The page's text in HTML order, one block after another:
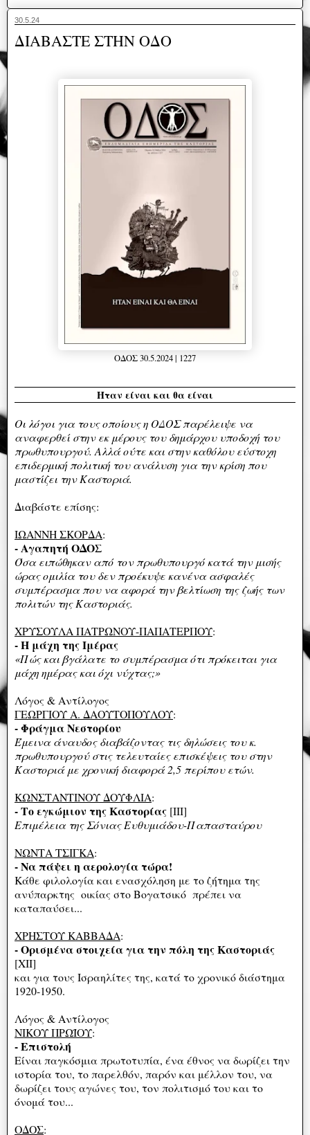
30.5.24
ΔΙΑΒΑΣΤΕ ΣΤΗΝ ΟΔΟ
ΟΔΟΣ 30.5.2024 | 1227
Ήταν είναι και θα είναι
Oι λόγοι για τους οποίους η ΟΔΟΣ παρέλειψε να
αναφερθεί στην εκ μέρους του δημάρχου υποδοχή του
πρωθυπουργού. Αλλά ούτε και στην καθόλου εύστοχη
επιδερμική πολιτική του ανάλυση για την κρίση που
μαστίζει την Καστοριά.
Διαβάστε επίσης:
ΙΩΑΝΝΗ ΣΚΟΡΔΑ:
- Αγαπητή ΟΔΟΣ
Όσα ειπώθηκαν από τον πρωθυπουργό κατά την μισής
ώρας ομιλία του δεν προέκυψε κανένα ασφαλές
συμπέρασμα που να αφορά την βελτίωση της ζωής των
πολιτών της Καστοριάς.
ΧΡΥΣΟΥΛΑ ΠΑΤΡΩΝΟΥ-ΠΑΠΑΤΕΡΠΟΥ:
- Η μάχη της Ιμέρας
«Πώς και βγάλατε το συμπέρασμα ότι πρόκειται για
μάχη ημέρας και όχι νύχτας;»
Λόγος & Αντίλογος
ΓΕΩΡΓΙΟΥ Α. ΔΑΟΥΤΟΠΟΥΛΟΥ:
- Φράγμα Νεστορίου
Έμεινα άναυδος διαβάζοντας τις δηλώσεις του κ.
πρωθυπουργού στις τελευταίες επισκέψεις του στην
Καστοριά με χρονική διαφορά 2,5 περίπου ετών.
ΚΩΝΣΤΑΝΤΙΝΟΥ ΔΟΥΦΛΙΑ:
- Το εγκώμιον της Καστορίας [III]
Επιμέλεια της Σόνιας Ευθυμιάδου-Παπασταύρου
ΝΩΝΤΑ ΤΣΙΓΚΑ:
- Να πάψει η αερολογία τώρα!
Κάθε φιλολογία και ενασχόληση με το ζήτημα της
ανύπαρκτης οικίας στο Βογατσικό πρέπει να
καταπαύσει...
ΧΡΗΣΤΟΥ ΚΑΒΒΑΔΑ:
- Ορισμένα στοιχεία για την πόλη της Καστοριάς
[XII]
και για τους Ισραηλίτες της, κατά το χρονικό διάστημα
1920-1950.
Λόγος & Αντίλογος
ΝΙΚΟΥ ΠΡΩΪΟΥ:
- Επιστολή
Είναι παγκόσμια πρωτοτυπία, ένα έθνος να δωρίζει την
ιστορία του, το παρελθόν, παρόν και μέλλον του, να
δωρίζει τους αγώνες του, τον πολιτισμό του και το
όνομά του...
ΟΔΟΣ: